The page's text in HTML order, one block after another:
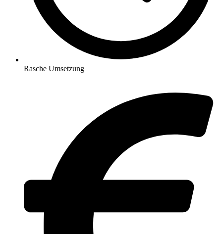
Rasche Umsetzung